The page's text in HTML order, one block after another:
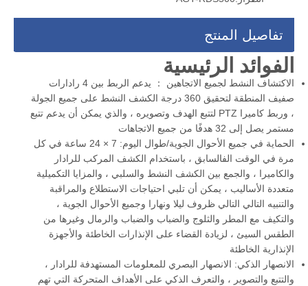
تفاصيل المنتج
الفوائد الرئيسية
الاكتشاف النشط لجميع الاتجاهين ： يدعم الربط بين 4 رادارات
صفيف المنطقة لتحقيق 360 درجة الكشف النشط على جميع الجولة
، وربط كاميرا PTZ لتتبع الهدف وتصويره ، والذي يمكن أن يدعم تتبع
مستمر يصل إلى 32 هدفًا من جميع الاتجاهات
الحماية في جميع الأحوال الجوية/طوال اليوم: 7 × 24 ساعة في كل
مرة في الوقت الفالسابق ، باستخدام الكشف المركب للرادار
والكاميرا ، والجمع بين الكشف النشط والسلبي ، والمزايا التكميلية
متعددة الأساليب ، يمكن أن تلبي احتياجات الاستطلاع والمراقبة
والتنبيه التالي التالي ظروف ليلا ونهارا وجميع الأحوال الجوية ،
والتكيف مع المطر والثلوج والضباب والضباب والرمال وغيرها من
الطقس السيئ ، لزيادة القضاء على الإنذارات الخاطئة والأجهزة
الإنذارية الخاطئة
الانصهار الذكي: الانصهار البصري للمعلومات المستهدفة للرادار ،
والتتبع والتصوير ، والتعرف الذكي على الأهداف المتحركة التي تهم